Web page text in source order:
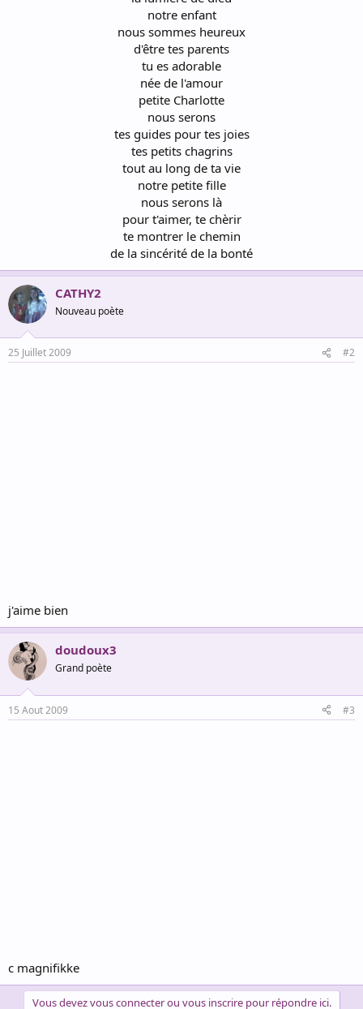
notre enfant
nous sommes heureux
d'être tes parents
tu es adorable
née de l'amour
petite Charlotte
nous serons
tes guides pour tes joies
tes petits chagrins
tout au long de ta vie
notre petite fille
nous serons là
pour t'aimer, te chèrir
te montrer le chemin
de la sincérité de la bonté
CATHY2
Nouveau poète
25 Juillet 2009 #2
j'aime bien
doudoux3
Grand poète
15 Aout 2009 #3
c magnifikke
Vous devez vous connecter ou vous inscrire pour répondre ici.